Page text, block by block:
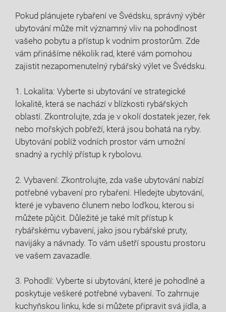
Pokud plánujete rybaření ve Švédsku, správný⁢ výběr⁤
ubytování může mít významný vliv na​ pohodlnost
vašeho⁤ pobytu a přístup k vodním prostorům. Zde
vám přinášíme⁤ několik rad, které⁣ vám pomohou⁤
zajistit nezapomenutelný rybářský výlet ve⁢ Švédsku.
1.⁣ Lokalita: ⁤Vyberte si ubytování ⁤ve strategické
lokalitě, která se nachází v blízkosti rybářských
oblastí. Zkontrolujte, zda​ je v okolí dostatek jezer, řek
​nebo mořských pobřeží, která jsou bohatá na ryby.⁤
Ubytování poblíž vodních⁤ prostor vám umožní
snadný a rychlý​ přístup k rybolovu.
2. ‍Vybavení: Zkontrolujte, zda⁤ vaše ubytování nabízí​
potřebné‌ vybavení pro rybaření. Hledejte ubytování,
které je vybaveno člunem nebo loďkou, kterou si​
můžete půjčit. Důležité je také mít přístup⁢ k
rybářskému vybavení, jako jsou rybářské pruty,
navijáky ‌a návnady. To vám ⁤ušetří ‍spoustu⁣ prostoru
ve vašem zavazadle.
3. Pohodlí: ⁢Vyberte si ubytování,‌ které je pohodlné a
poskytuje veškeré potřebné vybavení. To zahrnuje
kuchyňskou linku, kde si můžete připravit svá jídla, a